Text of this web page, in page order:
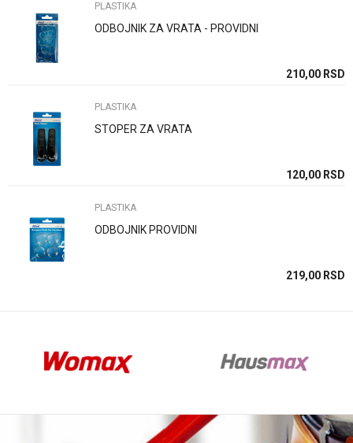
Poruka
Anti-spam zaštita - izračunajte koliko je 6 - 1 :
POŠALJI
PLASTIKA
ODBOJNIK ZA VRATA - PROVIDNI
210,00 RSD
PLASTIKA
STOPER ZA VRATA
120,00 RSD
PLASTIKA
ODBOJNIK PROVIDNI
219,00 RSD